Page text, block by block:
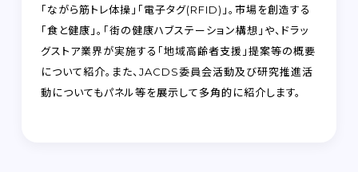
「ながら筋トレ体操」「電子タグ(RFID)」。市場を創造する
「食と健康」。「街の健康ハブステーション構想」や、ドラッ
グストア業界が実施する「地域高齢者支援」提案等の概要
について紹介。また、JACDS委員会活動及び研究推進活
動についてもパネル等を展示して多角的に紹介します。